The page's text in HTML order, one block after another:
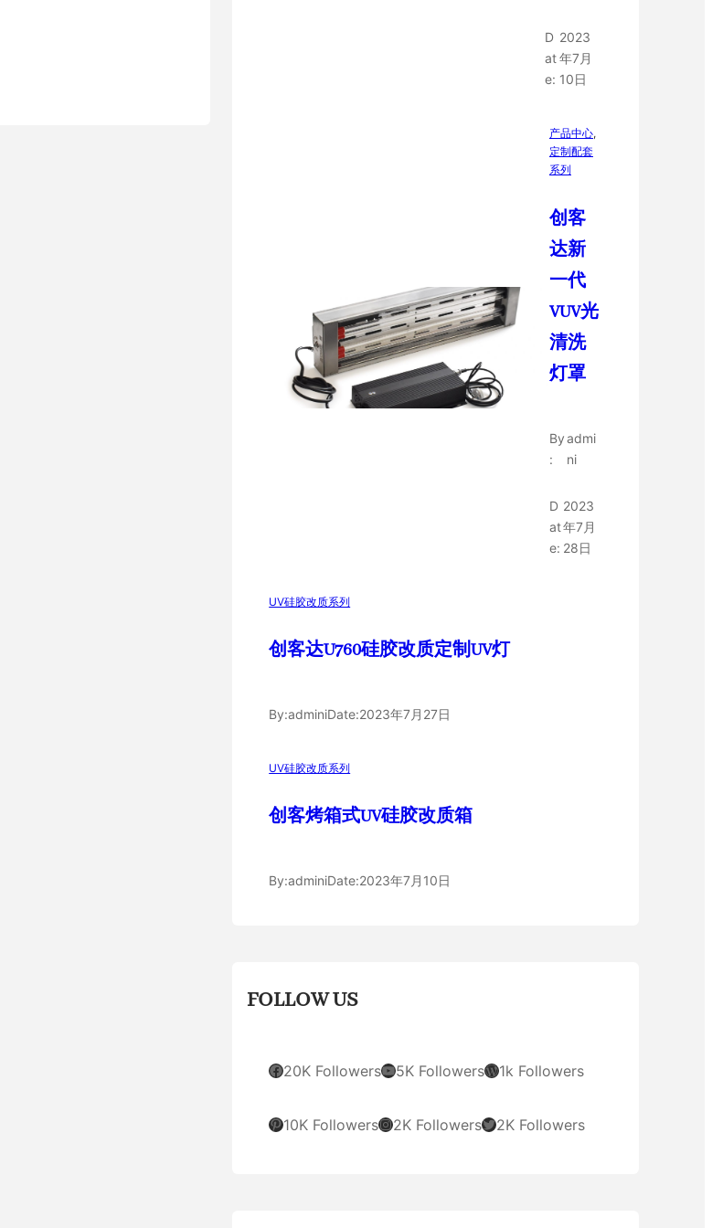
D
at
e:
2023
年7月
10日
产品中心
定制配套
系列
创客
达新
一代
VUV光
清洗
灯罩
By
:
admi
ni
D
at
e:
2023
年7月
28日
UV硅胶改质系列
创客达U760硅胶改质定制UV灯
By:adminiDate:2023年7月27日
UV硅胶改质系列
创客烤箱式UV硅胶改质箱
By:adminiDate:2023年7月10日
FOLLOW US
Facebook 20K FollowersYouTube 5K FollowersWordPress 1k Followers
Pinterest 10K FollowersInstagram2K FollowersTwitter 2K Followers